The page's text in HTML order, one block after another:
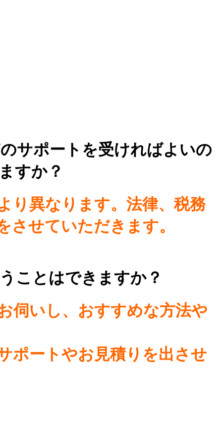
サポートを受ければよいの
すか？
り異なります。法律、税務
せていただきます。
ことはできますか？
伺いし、おすすめな方法や
ポートやお見積りを出させ